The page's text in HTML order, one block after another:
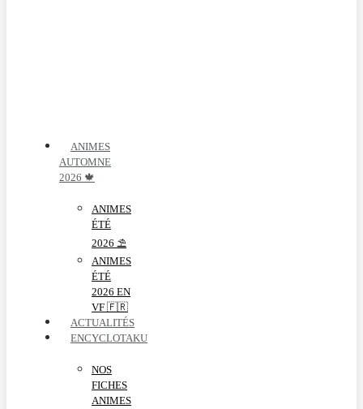
ANIMES
AUTOMNE
2026 🍁
ANIMES
ÉTÉ
2026 ⛱️
ANIMES
ÉTÉ
2026 EN
VF 🇫🇷
ACTUALITÉS
ENCYCLOTAKU
NOS
FICHES
ANIMES